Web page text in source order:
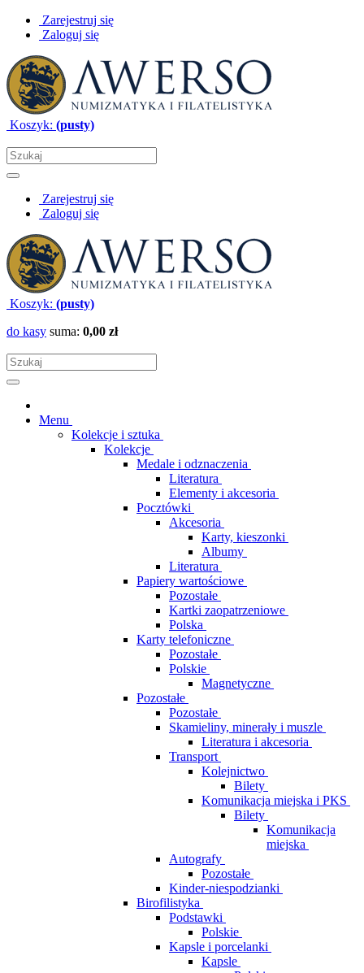
Zarejestruj się
Zaloguj się
Koszyk: (pusty)
Zarejestruj się
Zaloguj się
Koszyk: (pusty)
do kasy suma: 0,00 zł
Menu
Kolekcje i sztuka
Kolekcje
Medale i odznaczenia
Literatura
Elementy i akcesoria
Pocztówki
Akcesoria
Karty, kieszonki
Albumy
Literatura
Papiery wartościowe
Pozostałe
Kartki zaopatrzeniowe
Polska
Karty telefoniczne
Pozostałe
Polskie
Magnetyczne
Pozostałe
Pozostałe
Skamieliny, minerały i muszle
Literatura i akcesoria
Transport
Kolejnictwo
Bilety
Komunikacja miejska i PKS
Bilety
Komunikacja
miejska
Autografy
Pozostałe
Kinder-niespodzianki
Birofilistyka
Podstawki
Polskie
Kapsle i porcelanki
Kapsle